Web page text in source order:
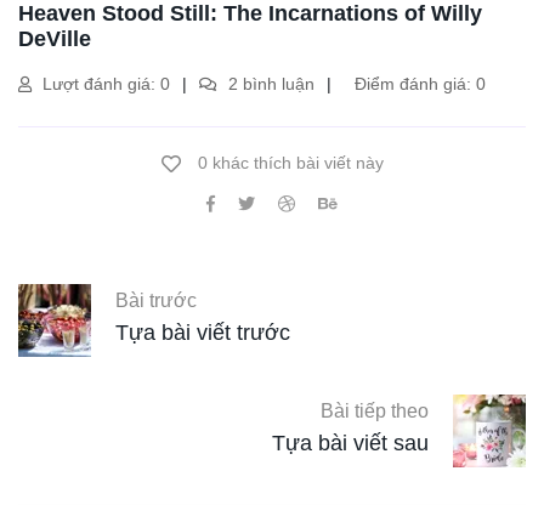
Heaven Stood Still: The Incarnations of Willy
DeVille
Lượt đánh giá: 0 2 bình luận Điểm đánh giá: 0
0 khác thích bài viết này
Bài trước
Tựa bài viết trước
Bài tiếp theo
Tựa bài viết sau